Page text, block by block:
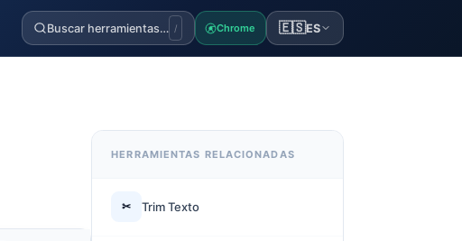
Buscar herramientas… / Chrome 🇪🇸ES
HERRAMIENTAS RELACIONADAS
✂ Trim Texto